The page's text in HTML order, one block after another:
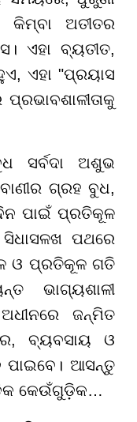
କିମ୍ବା ଅତୀତର
ଏହା ବ୍ୟତୀତ,
ଏହା "ପ୍ରୟାସ
ସର୍ବଦା ଅଶୁଭ
ଗ୍ରହ ବୁଧ,
ପାଇଁ ପ୍ରତିକୂଳ
ସିଧାସଳଖ ପଥରେ
ଓ ପ୍ରତିକୂଳ ଗତି
ଭାଗ୍ୟଶାଳୀ
ଜନ୍ମିତ
ବ୍ୟବସାୟ ଓ
ଆସନ୍ତୁ
କେଉଁଗୁଡ଼ିକ…